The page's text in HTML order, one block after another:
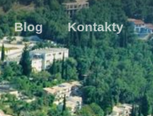
Blog Kontakty